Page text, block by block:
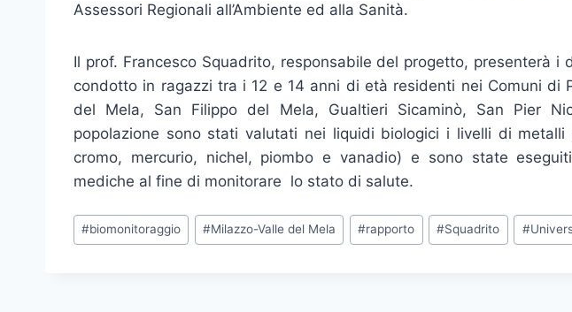
Assessori Regionali all’Ambiente ed alla Sanità.
Il prof. Francesco Squadrito, responsabile del progetto, presenterà i
condotto in ragazzi tra i 12 e 14 anni di età residenti nei Comuni di
del Mela, San Filippo del Mela, Gualtieri Sicaminò, San Pier
popolazione sono stati valutati nei liquidi biologici i livelli di metalli
cromo, mercurio, nichel, piombo e vanadio) e sono state
mediche al fine di monitorare lo stato di salute.
Tag
articolo:
#biomonitoraggio #Milazzo-Valle del Mela #rapporto #Squadrito #